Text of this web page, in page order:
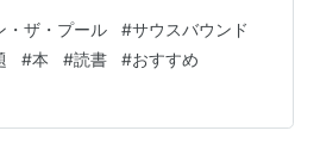
新宿、シネセゾン渋谷にてロー
えてくれる天才作家が、直木賞
ひでお）氏です。 奥田作品は、
ディから、人間の心の闇に迫る
まで、作風の幅が非常に広いこ
・ザ・プール #サウスバウンド
#本 #読書 #おすすめ